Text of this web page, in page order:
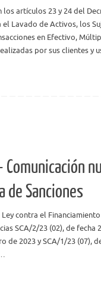
artículos 23 y 24 del
Lavado de Activos, los
en Efectivo,
por sus clientes y
de Sanciones
contra el
SCA/2/23 (02), de fecha
de 2023 y SCA/1/23 (07),